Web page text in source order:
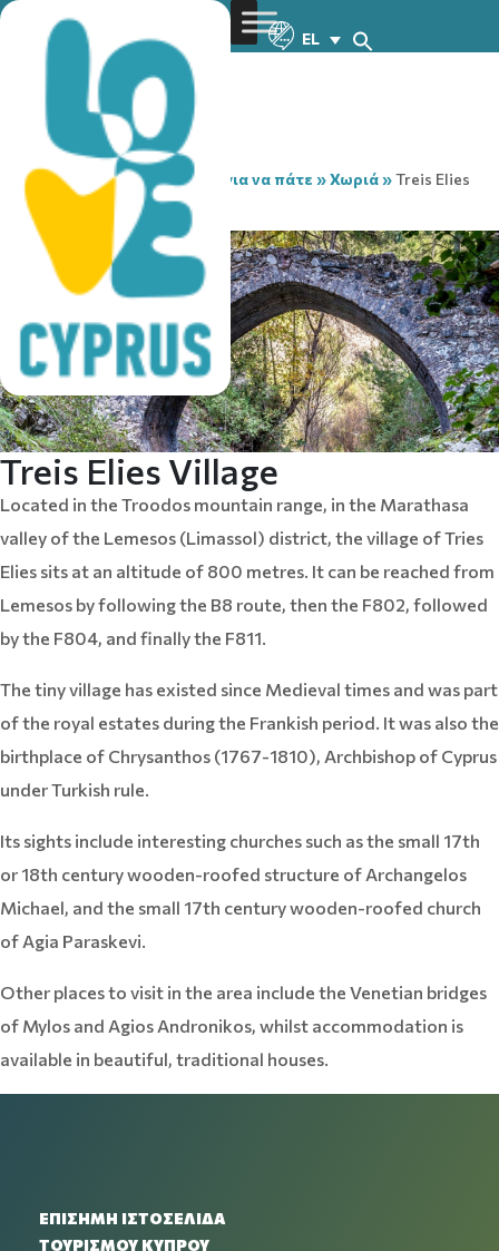
EL
You are here:Home» Μέρη για να πάτε »Χωριά»Treis Elies
village
Treis Elies Village
Located in the Troodos mountain range, in the Marathasa
valley of the Lemesos (Limassol) district, the village of Tries
Elies sits at an altitude of 800 metres. It can be reached from
Lemesos by following the B8 route, then the F802, followed
by the F804, and finally the F811.
The tiny village has existed since Medieval times and was part
of the royal estates during the Frankish period. It was also the
birthplace of Chrysanthos (1767-1810), Archbishop of Cyprus
under Turkish rule.
Its sights include interesting churches such as the small 17th
or 18th century wooden-roofed structure of Archangelos
Michael, and the small 17th century wooden-roofed church
of Agia Paraskevi.
Other places to visit in the area include the Venetian bridges
of Mylos and Agios Andronikos, whilst accommodation is
available in beautiful, traditional houses.
ΕΠΙΣΗΜΗ ΙΣΤΟΣΕΛΙΔΑ
ΤΟΥΡΙΣΜΟΥ ΚΥΠΡΟΥ